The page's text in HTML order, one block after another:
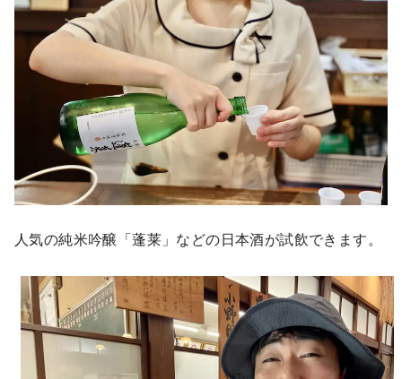
人気の純米吟醸「蓬莱」などの日本酒が試飲できます。